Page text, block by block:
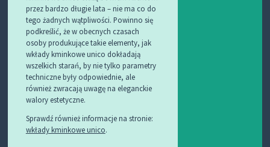
przez bardzo długie lata – nie ma co do
tego żadnych wątpliwości. Powinno się
podkreślić, że w obecnych czasach
osoby produkujące takie elementy, jak
wkłady kminkowe unico dokładają
wszelkich starań, by nie tylko parametry
techniczne były odpowiednie, ale
również zwracają uwagę na eleganckie
walory estetyczne.
Sprawdź również informacje na stronie:
wkłady kminkowe unico.